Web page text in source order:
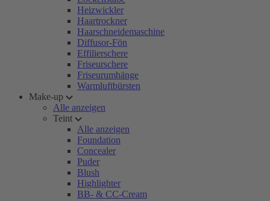
Heizwickler
Haartrockner
Haarschneidemaschine
Diffusor-Fön
Effilierschere
Friseurschere
Friseurumhänge
Warmluftbürsten
Make-up
Alle anzeigen
Teint
Alle anzeigen
Foundation
Concealer
Puder
Blush
Highlighter
BB- & CC-Cream